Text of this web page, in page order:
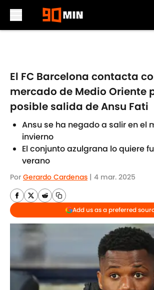
El FC Barcelona contacta
mercado de Medio Oriente
posible salida de Ansu Fati
Ansu se ha negado a salir en el
invierno
El conjunto azulgrana lo quiere
verano
Por Gerardo Cardenas | 4 mar. 2025
Add us as a preferred